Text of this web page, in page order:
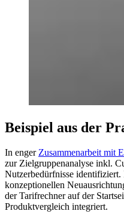
Beispiel aus der
In engerZusammenarbeit mit
zur Zielgruppenanalyse inkl.
Nutzerbedürfnisse
konzeptionellen
der Tarifrechner auf der
Produktvergleich integriert.